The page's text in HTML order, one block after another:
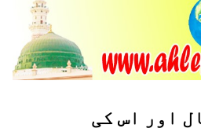
اور اس کی